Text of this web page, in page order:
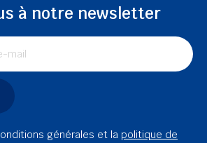
à notre newsletter
générales et la politique de